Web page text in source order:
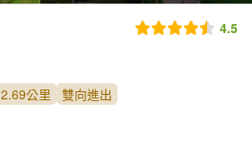
4.5
2.69公里 雙向進出